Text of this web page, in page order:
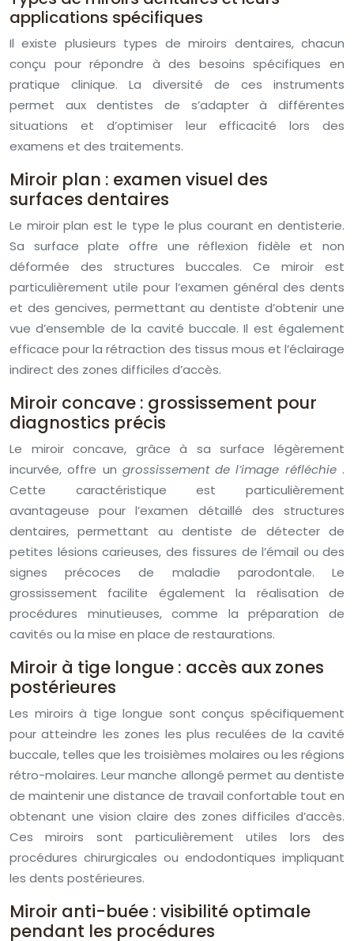
applications spécifiques
Il existe plusieurs types de miroirs dentaires, chacun
conçu pour répondre à des besoins spécifiques en
pratique clinique. La diversité de ces instruments
permet aux dentistes de s’adapter à différentes
situations et d’optimiser leur efficacité lors des
examens et des traitements.
Miroir plan : examen visuel des
surfaces dentaires
Le miroir plan est le type le plus courant en dentisterie.
Sa surface plate offre une réflexion fidèle et non
déformée des structures buccales. Ce miroir est
particulièrement utile pour l’examen général des dents
et des gencives, permettant au dentiste d’obtenir une
vue d’ensemble de la cavité buccale. Il est également
efficace pour la rétraction des tissus mous et l’éclairage
indirect des zones difficiles d’accès.
Miroir concave : grossissement pour
diagnostics précis
Le miroir concave, grâce à sa surface légèrement
incurvée, offre un grossissement de l’image réfléchie .
Cette caractéristique est particulièrement
avantageuse pour l’examen détaillé des structures
dentaires, permettant au dentiste de détecter de
petites lésions carieuses, des fissures de l’émail ou des
signes précoces de maladie parodontale. Le
grossissement facilite également la réalisation de
procédures minutieuses, comme la préparation de
cavités ou la mise en place de restaurations.
Miroir à tige longue : accès aux zones
postérieures
Les miroirs à tige longue sont conçus spécifiquement
pour atteindre les zones les plus reculées de la cavité
buccale, telles que les troisièmes molaires ou les régions
rétro-molaires. Leur manche allongé permet au dentiste
de maintenir une distance de travail confortable tout en
obtenant une vision claire des zones difficiles d’accès.
Ces miroirs sont particulièrement utiles lors des
procédures chirurgicales ou endodontiques impliquant
les dents postérieures.
Miroir anti-buée : visibilité optimale
pendant les procédures